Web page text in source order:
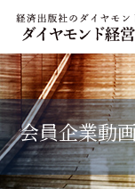
会員企業動